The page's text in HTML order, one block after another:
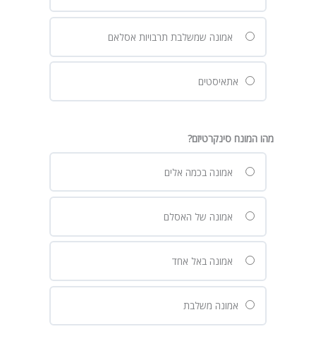
אמונה שמשלבת תרבויות אסלאם
אתאיסטים
מהו המונח סינקרטיזם?
אמונה בכמה אלים
אמונה של האסלם
אמונה באל אחד
אמונה משלבת